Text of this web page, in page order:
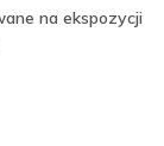
na ekspozycji